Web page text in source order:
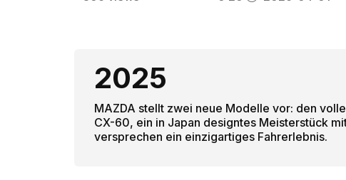
2025
MAZDA stellt zwei neue Modelle vor: den
CX-60, ein in Japan designtes Meisterstück
versprechen ein einzigartiges Fahrerlebnis.